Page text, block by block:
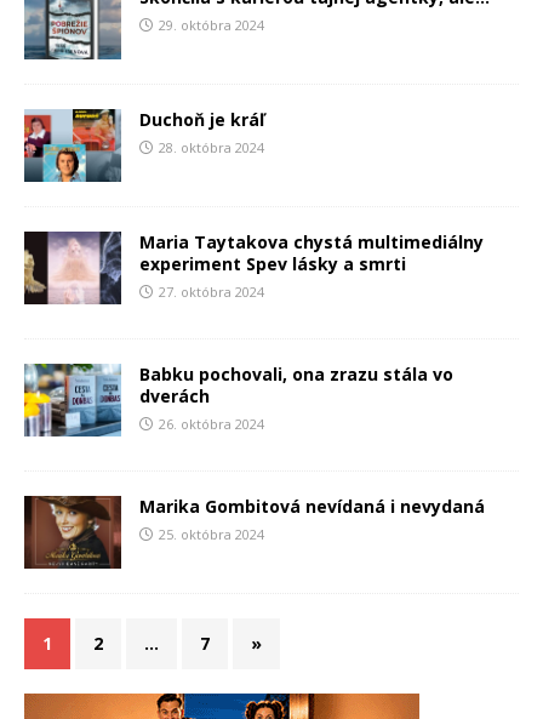
29. októbra 2024
Duchoň je kráľ
28. októbra 2024
Maria Taytakova chystá multimediálny
experiment Spev lásky a smrti
27. októbra 2024
Babku pochovali, ona zrazu stála vo
dverách
26. októbra 2024
Marika Gombitová nevídaná i nevydaná
25. októbra 2024
1 2 … 7 »